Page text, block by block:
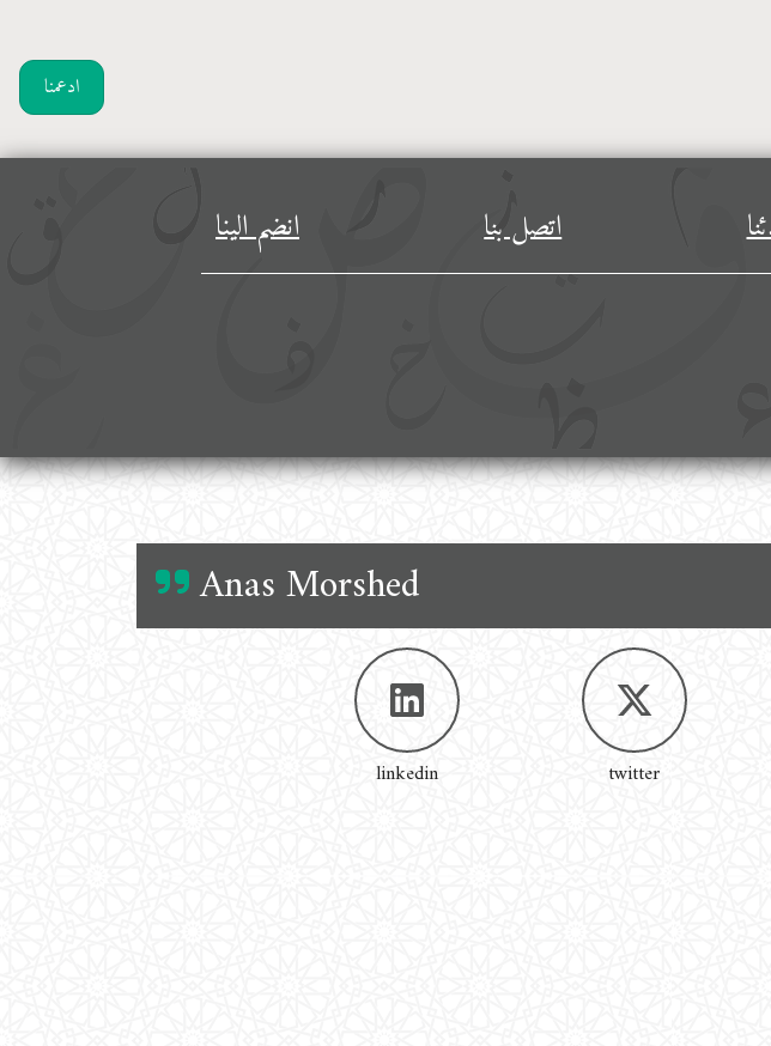
ادعمنا
اتصل بنا انضم الينا
Anas Morshed
twitter
linkedin